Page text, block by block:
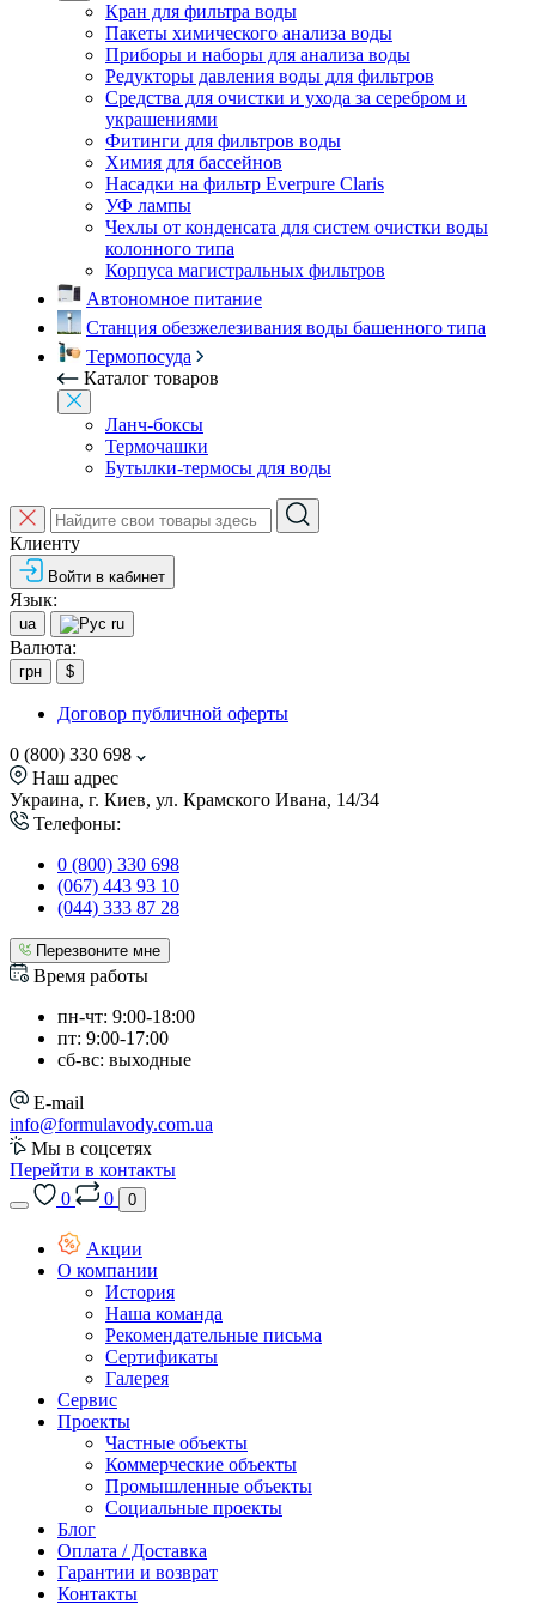
Кран для фильтра воды
Пакеты химического анализа воды
Приборы и наборы для анализа воды
Редукторы давления воды для фильтров
Средства для очистки и ухода за серебром и
украшениями
Фитинги для фильтров воды
Химия для бассейнов
Насадки на фильтр Everpure Claris
УФ лампы
Чехлы от конденсата для систем очистки воды
колонного типа
Корпуса магистральных фильтров
Автономное питание
Станция обезжелезивания воды башенного типа
Термопосуда
Каталог товаров
Ланч-боксы
Термочашки
Бутылки-термосы для воды
Клиенту
Войти в кабинет
Язык:
ua ru
Валюта:
грн $
Договор публичной оферты
0 (800) 330 698
Наш адрес
Украина, г. Киев, ул. Крамского Ивана, 14/34
Телефоны:
0 (800) 330 698
(067) 443 93 10
(044) 333 87 28
Перезвоните мне
Время работы
пн-чт: 9:00-18:00
пт: 9:00-17:00
сб-вс: выходные
E-mail
info@formulavody.com.ua
Мы в соцсетях
Перейти в контакты
0
0 0
Акции
О компании
История
Наша команда
Рекомендательные письма
Сертификаты
Галерея
Сервис
Проекты
Частные объекты
Коммерческие объекты
Промышленные объекты
Социальные проекты
Блог
Оплата / Доставка
Гарантии и возврат
Контакты